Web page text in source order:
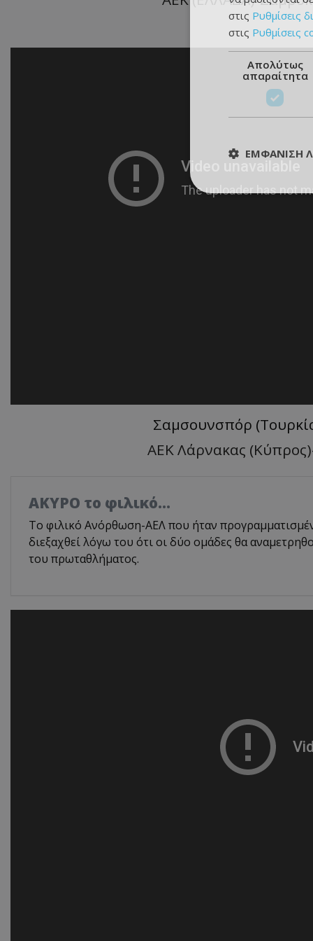
Σαμσουνσπόρ
ΑΕΚ Λάρνακας
AKYΡΟ το φιλικό...
Το φιλικό Ανόρθωση-ΑΕΛ που ήταν
διεξαχθεί λόγω του ότι οι δύο ομάδες θα
του πρωταθλήματος.
στις Ρυθμίσεις
στις Ρυθμίσεις
Απολύτως
απαραίτητα
ΕΜΦΆΝΙΣΗ